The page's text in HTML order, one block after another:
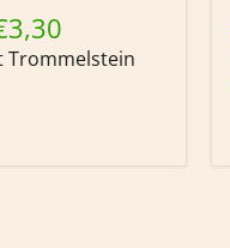
Trommelstein